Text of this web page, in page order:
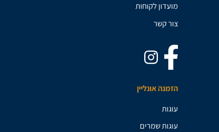
מועדון לקוחות
צור קשר
הזמנה אונליין
עוגות
עוגות שמרים